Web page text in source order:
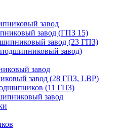
завод
завод (ГПЗ 15)
завод (23 ГПЗ)
завод)
завод
завод (28 ГПЗ, LBP)
(11 ГПЗ)
завод